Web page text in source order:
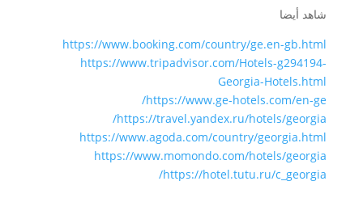
شاهد أيضا
https://www.booking.com/country/ge.en-gb.html
https://www.tripadvisor.com/Hotels-g294194-
Georgia-Hotels.html
https://www.ge-hotels.com/en-ge/
https://travel.yandex.ru/hotels/georgia/
https://www.agoda.com/country/georgia.html
https://www.momondo.com/hotels/georgia
https://hotel.tutu.ru/c_georgia/